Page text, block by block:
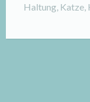
Haltung, Katze,